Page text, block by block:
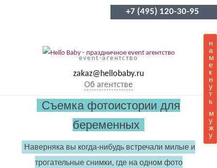
+7 (495) 120-30-95
event-агентство
zakaz@hellobaby.ru
Об агентстве
н
а
м
е
к
н
у
т
ь
м
у
ж
у
Съемка фотоистории для
беременных
Наверняка вы когда-нибудь встречали милые и
трогательные снимки, где на одном фото